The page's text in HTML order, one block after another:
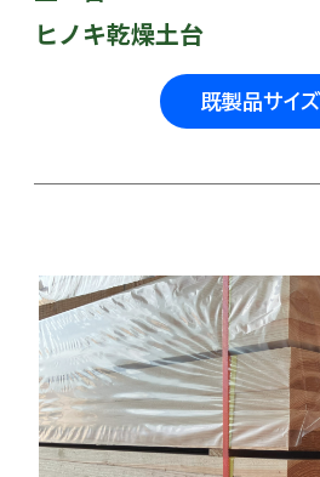
ヒノキ乾燥土台
既製品サイ